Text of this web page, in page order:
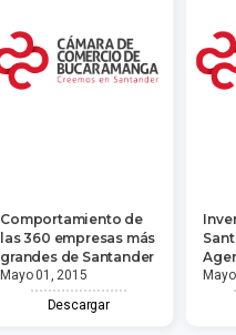
Comportamiento de
las 360 empresas más
grandes de Santander
Mayo 01, 2015
Descargar